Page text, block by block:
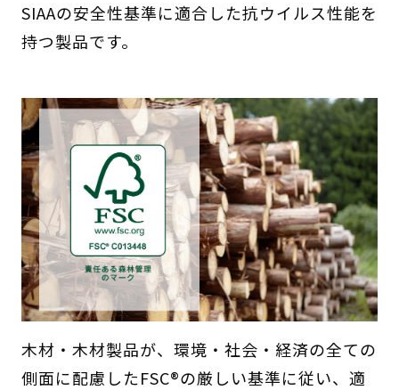
SIAAの安全性基準に適合した抗ウイルス性能を
持つ製品です。
木材・木材製品が、環境・社会・経済の全ての
側面に配慮したFSC®の厳しい基準に従い、適